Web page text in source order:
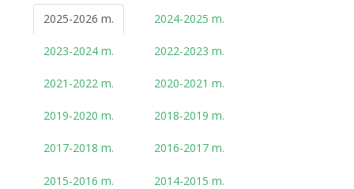
2025-2026 m. 2024-2025 m.
2023-2024 m. 2022-2023 m.
2021-2022 m. 2020-2021 m.
2019-2020 m. 2018-2019 m.
2017-2018 m. 2016-2017 m.
2015-2016 m. 2014-2015 m.